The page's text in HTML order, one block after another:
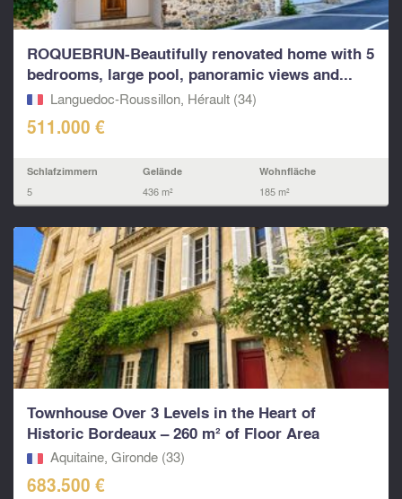
ROQUEBRUN-Beautifully renovated home with 5
bedrooms, large pool, panoramic views and...
Languedoc-Roussillon, Hérault (34)
511.000 €
Schlafzimmern
5
Gelände
436 m²
Wohnfläche
185 m²
Townhouse Over 3 Levels in the Heart of
Historic Bordeaux – 260 m² of Floor Area
Aquitaine, Gironde (33)
683.500 €